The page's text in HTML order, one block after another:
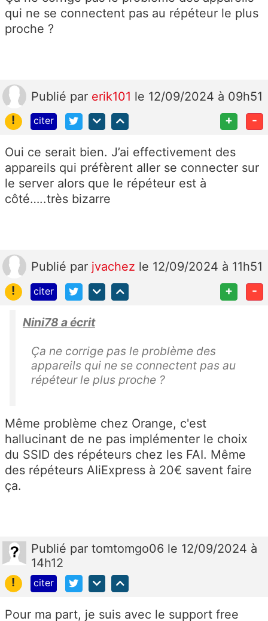
qui ne se connectent pas au répéteur le plus
proche ?
Publié par erik101 le 12/09/2024 à 09h51
!
citer + -
Oui ce serait bien. J’ai effectivement des
appareils qui préfèrent aller se connecter sur
le server alors que le répéteur est à
côté…..très bizarre
Publié par jvachez le 12/09/2024 à 11h51
!
citer + -
Nini78 a écrit
Ça ne corrige pas le problème des
appareils qui ne se connectent pas au
répéteur le plus proche ?
Même problème chez Orange, c'est
hallucinant de ne pas implémenter le choix
du SSID des répéteurs chez les FAI. Même
des répéteurs AliExpress à 20€ savent faire
ça.
Publié par tomtomgo06 le 12/09/2024 à
14h12
!
citer
Pour ma part, je suis avec le support free